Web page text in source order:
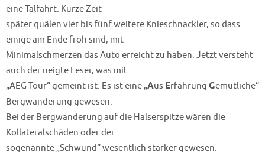
eine Talfahrt. Kurze Zeit
später quälen vier bis fünf weitere Knieschnackler, so dass
einige am Ende froh sind, mit
Minimalschmerzen das Auto erreicht zu haben. Jetzt versteht
auch der neigte Leser, was mit
„AEG-Tour“ gemeint ist. Es ist eine „Aus Erfahrung Gemütliche“
Bergwanderung gewesen.
Bei der Bergwanderung auf die Halserspitze wären die
Kollateralschäden oder der
sogenannte „Schwund“ wesentlich stärker gewesen.